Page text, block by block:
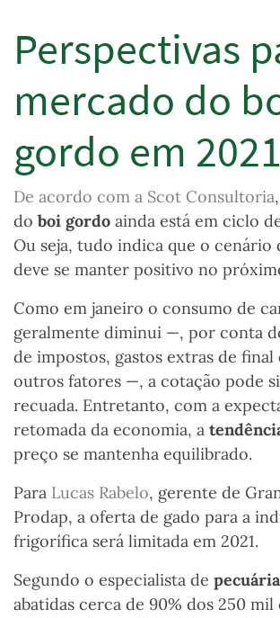
Perspectivas
mercado do
gordo em 2021
De acordo com a Scot Consultoria
do boi gordo ainda está em ciclo
Ou seja, tudo indica que o cenário
deve se manter positivo no
Como em janeiro o consumo de
geralmente diminui —, por conta
de impostos, gastos extras de final
outros fatores —, a cotação pode
recuada. Entretanto, com a
retomada da economia, a
preço se mantenha equilibrado.
Para Lucas Rabelo, gerente de
Prodap, a oferta de gado para a
frigorífica será limitada em 2021.
Segundo o especialista de pecuária
abatidas cerca de 90% dos 250